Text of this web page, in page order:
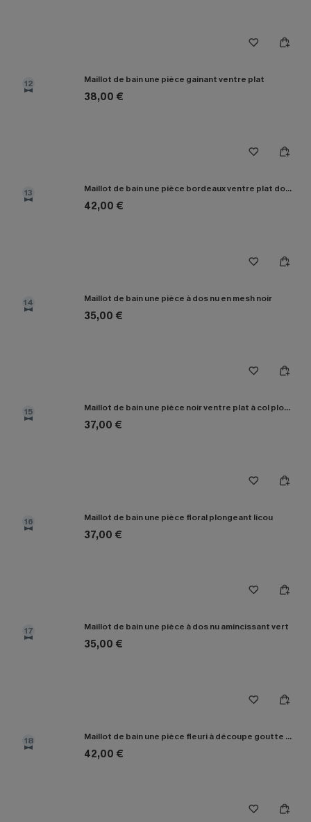
12 Maillot de bain une pièce gainant ventre plat
38,00 €
13 Maillot de bain une pièce bordeaux ventre plat dos croisé
42,00 €
14 Maillot de bain une pièce à dos nu en mesh noir
35,00 €
15 Maillot de bain une pièce noir ventre plat à col plongeant
37,00 €
16 Maillot de bain une pièce floral plongeant licou
37,00 €
17 Maillot de bain une pièce à dos nu amincissant vert
35,00 €
18 Maillot de bain une pièce fleuri à découpe goutte d'eau
42,00 €